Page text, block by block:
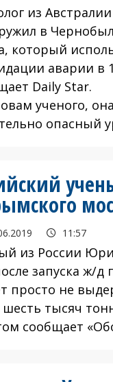
из
в
который
аварии в
Daily Star.
ученого,
опасный
11:57
из России
запуска ж/
просто не
шесть тысяч
сообщает